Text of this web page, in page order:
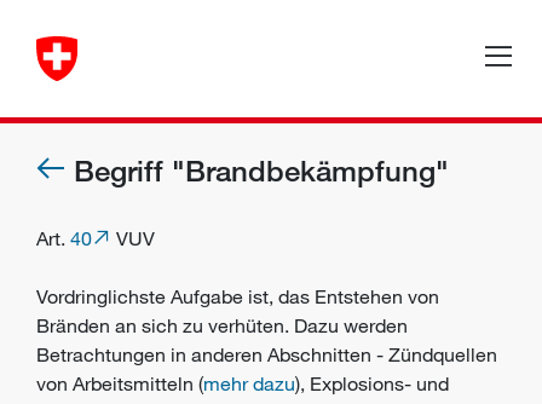
Begriff "Brandbekämpfung"
Art. 40 VUV
Vordringlichste Aufgabe ist, das Entstehen von
Bränden an sich zu verhüten. Dazu werden
Betrachtungen in anderen Abschnitten - Zündquellen
von Arbeitsmitteln (mehr dazu), Explosions- und